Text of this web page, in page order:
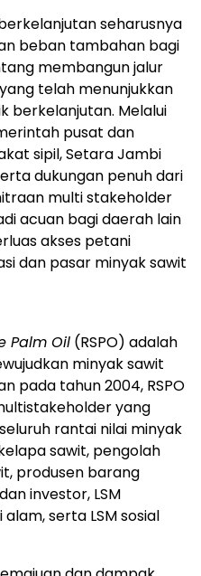
seharusnya
beban tambahan bagi
membangun jalur
telah menunjukkan
berkelanjutan. Melalui
pusat dan
sipil, Setara Jambi
dukungan penuh dari
multi stakeholder
acuan bagi daerah lain
akses petani
dan pasar minyak sawit
Palm Oil (RSPO) adalah
minyak sawit
pada tahun 2004, RSPO
yang
rantai nilai minyak
sawit, pengolah
produsen barang
investor, LSM
serta LSM sosial